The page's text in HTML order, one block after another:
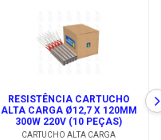
RESISTÊNCIA CARTUCHO
ALTA CARGA Ø12,7 X 120MM
300W 220V (10 PEÇAS)
CARTUCHO ALTA CARGA